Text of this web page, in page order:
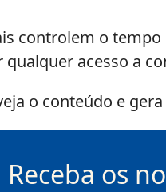
controlem o
acesso a
o conteúdo e
Receba os